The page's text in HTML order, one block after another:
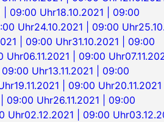
| 09:00 Uhr18.10.2021 | 09:00
Uhr24.10.2021 | 09:00 Uhr
| 09:00 Uhr31.10.2021 | 09:00
Uhr06.11.2021 | 09:00 Uhr
09:00 Uhr13.11.2021 | 09:00
19.11.2021 | 09:00 Uhr20.11.2021 |
| 09:00 Uhr26.11.2021 | 09:00
Uhr02.12.2021 | 09:00 Uhr